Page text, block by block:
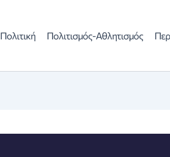
Πολιτική Πολιτισμός-Αθλητισμός